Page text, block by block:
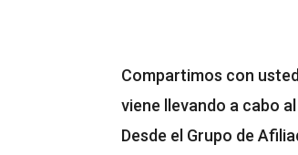
Compartimos con
viene llevando a cabo
Desde el Grupo de